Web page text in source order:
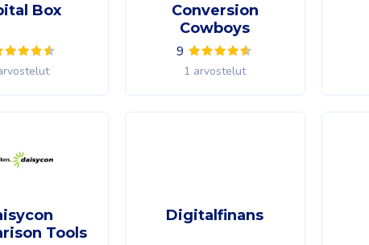
Box
Conversion
Cowboys
9
1 arvostelut
Tools
Digitalfinans